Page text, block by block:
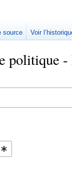
source Voir